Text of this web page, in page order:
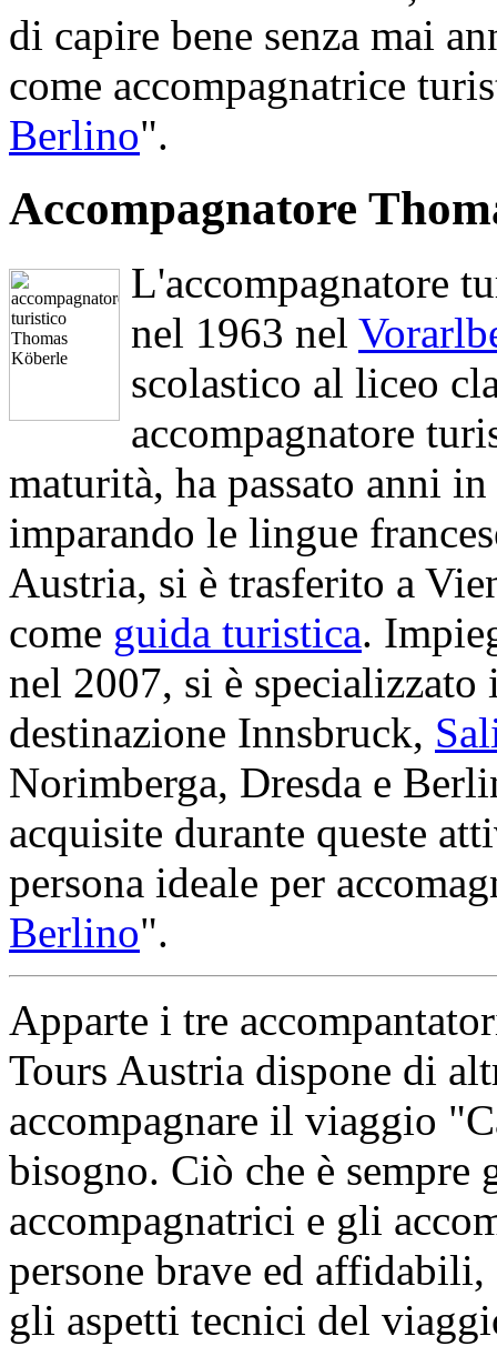
di capire bene senza mai
come accompagnatrice
Berlino".
Accompagnatore
L'accompagnatore
nel 1963 nel
scolastico al liceo
accompagnatore
maturità, ha passato anni
imparando le lingue
Austria, si è trasferito a
come guida turistica.
nel 2007, si è
destinazione Innsbruck,
Norimberga, Dresda e
acquisite durante queste
persona ideale per
Berlino".
Apparte i tre
Tours Austria dispone di
accompagnare il viaggio
bisogno. Ciò che è sempre
accompagnatrici e gli
persone brave ed
gli aspetti tecnici del